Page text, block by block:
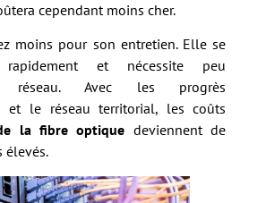
cependant moins cher.
moins pour son entretien. Elle se
et nécessite peu
réseau. Avec les progrès
et le réseau territorial, les coûts
la fibre optique deviennent de
élevés.